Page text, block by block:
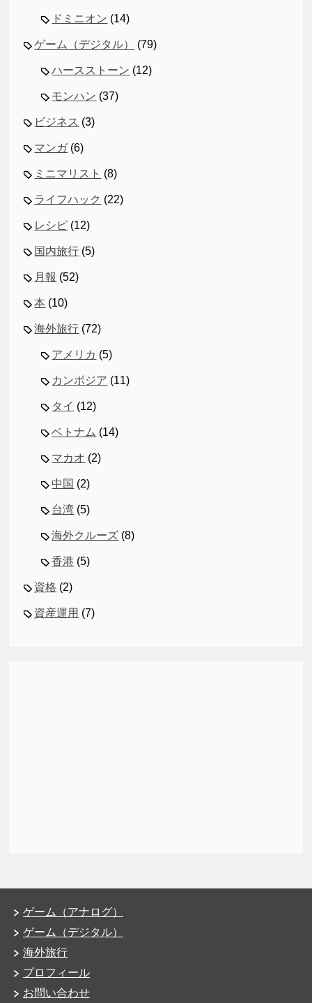
ドミニオン (14)
ゲーム（デジタル） (79)
ハースストーン (12)
モンハン (37)
ビジネス (3)
マンガ(6)
ミニマリスト (8)
ライフハック (22)
レシピ (12)
国内旅行 (5)
月報 (52)
本 (10)
海外旅行 (72)
アメリカ (5)
カンボジア (11)
タイ (12)
ベトナム (14)
マカオ (2)
中国 (2)
台湾 (5)
海外クルーズ (8)
香港 (5)
資格 (2)
資産運用 (7)
ゲーム（アナログ）
ゲーム（デジタル）
海外旅行
プロフィール
お問い合わせ